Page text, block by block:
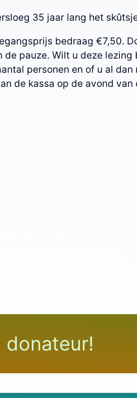
35 jaar lang het
bedraag €7,50.
pauze. Wilt u deze
personen en of u al
de kassa op de avond van
donateur!